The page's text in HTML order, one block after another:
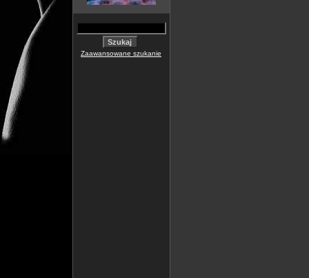
Zaawansowane szukanie